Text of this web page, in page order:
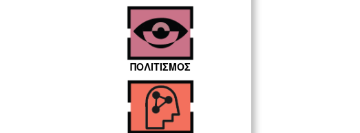
ΠΟΛΙΤΙΣΜΟΣ